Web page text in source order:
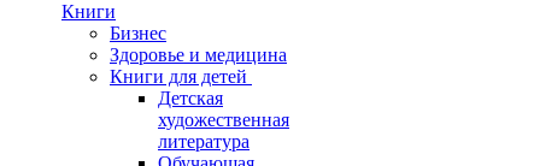
Книги
Бизнес
Здоровье и медицина
Книги для детей
Детская
художественная
литература